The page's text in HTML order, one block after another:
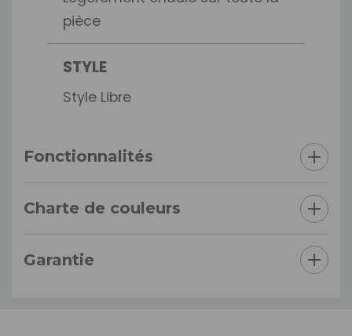
pièce
STYLE
Style Libre
Fonctionnalités
Charte de couleurs
Garantie